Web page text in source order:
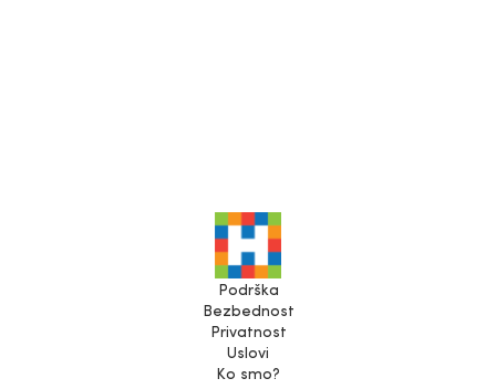
Podrška
Bezbednost
Privatnost
Uslovi
Ko smo?